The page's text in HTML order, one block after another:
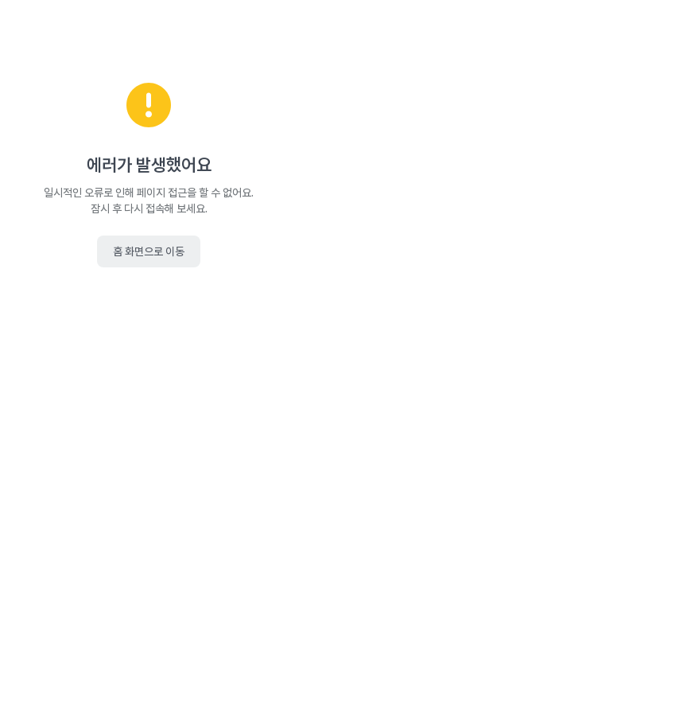
에러가 발생했어요
일시적인 오류로 인해 페이지 접근을 할 수 없어요.
잠시 후 다시 접속해 보세요.
홈 화면으로 이동